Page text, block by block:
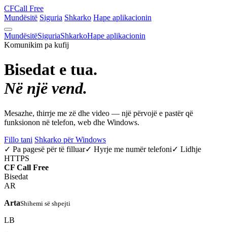
CFCall Free
Mundësitë Siguria Shkarko Hape aplikacionin
MundësitëSiguriaShkarkoHape aplikacionin
Komunikim pa kufij
Bisedat e tua.
Në një vend.
Mesazhe, thirrje me zë dhe video — një përvojë e pastër që
funksionon në telefon, web dhe Windows.
Fillo tani Shkarko për Windows
✓ Pa pagesë për të filluar✓ Hyrje me numër telefoni✓ Lidhje
HTTPS
CF Call Free
Bisedat
AR
ArtaShihemi së shpejti
LB